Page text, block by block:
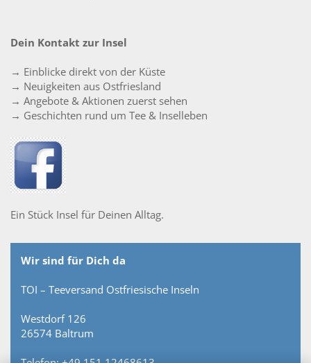
Dein Kontakt zur Insel
→ Einblicke direkt von der Küste
→ Neuigkeiten aus Ostfriesland
→ Angebote & Aktionen zuerst sehen
→ Geschichten rund um Tee & Inselleben
Ein Stück Insel für Deinen Alltag.
Wir sind für Dich da
TOI – Teeversand Ostfriesische Inseln
Westdorf 126
26574 Baltrum